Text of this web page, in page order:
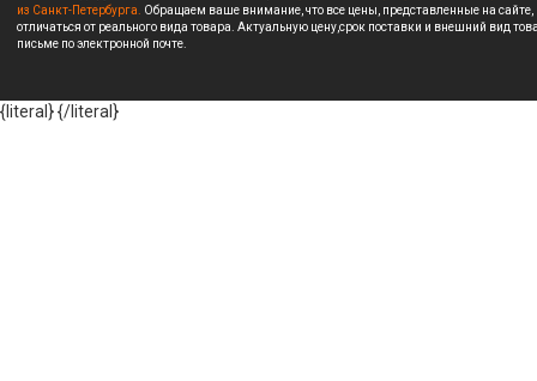
из Санкт-Петербурга. Обращаем ваше внимание, что все цены, представленные на
отличаться от реального вида товара. Актуальную цену,срок поставки и внешний вид
письме по электронной почте.
{literal}{/literal}